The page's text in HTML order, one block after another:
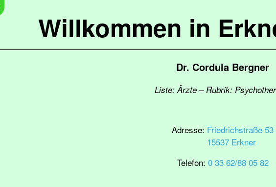
Willkommen in
Dr. Cordula Bergner
Liste: Ärzte – Rubrik:
Adresse: Friedrichstraße 53
15537 Erkner
Telefon: 0 33 62/88 05 82